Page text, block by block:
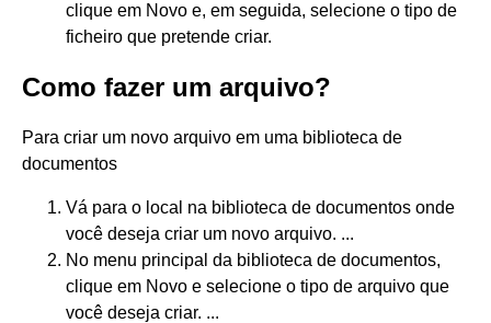
clique em Novo e, em seguida, selecione o tipo de
ficheiro que pretende criar.
Como fazer um arquivo?
Para criar um novo arquivo em uma biblioteca de
documentos
Vá para o local na biblioteca de documentos onde
você deseja criar um novo arquivo. ...
No menu principal da biblioteca de documentos,
clique em Novo e selecione o tipo de arquivo que
você deseja criar. ...